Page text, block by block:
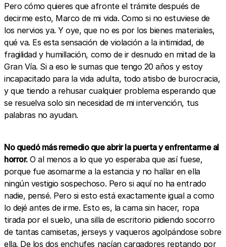
Pero cómo quieres que afronte el trámite después de
decirme esto, Marco de mi vida. Como si no estuviese de
los nervios ya. Y oye, que no es por los bienes materiales,
qué va. Es esta sensación de violación a la intimidad, de
fragilidad y humillación, como de ir desnudo en mitad de la
Gran Vía. Si a eso le sumas que tengo 20 años y estoy
incapacitado para la vida adulta, todo atisbo de burocracia,
y que tiendo a rehusar cualquier problema esperando que
se resuelva solo sin necesidad de mi intervención, tus
palabras no ayudan.
No quedó más remedio que abrir la puerta y enfrentarme al
horror.O al menos a lo que yo esperaba que así fuese,
porque fue asomarme a la estancia y no hallar en ella
ningún vestigio sospechoso. Pero si aquí no ha entrado
nadie, pensé. Pero si esto está exactamente igual a como
lo dejé antes de irme. Esto es, la cama sin hacer, ropa
tirada por el suelo, una silla de escritorio pidiendo socorro
de tantas camisetas, jerseys y vaqueros agolpándose sobre
ella. De los dos enchufes nacían cargadores reptando por